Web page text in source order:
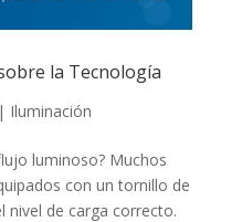
la Tecnología
| Iluminación
luminoso? Muchos
con un tornillo de
nivel de carga correcto.